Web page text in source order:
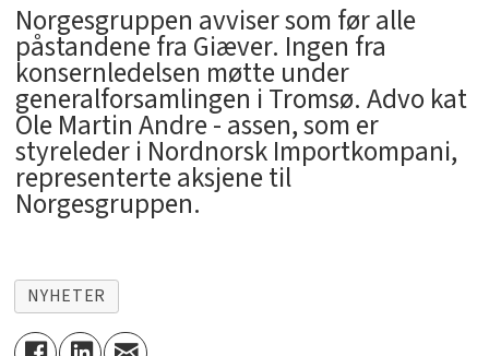
Norgesgruppen avviser som før alle
påstandene fra Giæver. Ingen fra
konsernledelsen møtte under
generalforsamlingen i Tromsø. Advo kat
Ole Martin Andre - assen, som er
styreleder i Nordnorsk Importkompani,
representerte aksjene til
Norgesgruppen.
NYHETER